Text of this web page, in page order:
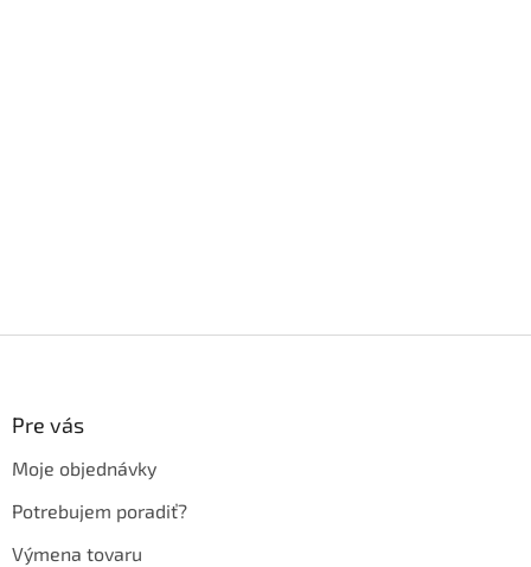
Pre vás
Moje objednávky
Potrebujem poradiť?
Výmena tovaru